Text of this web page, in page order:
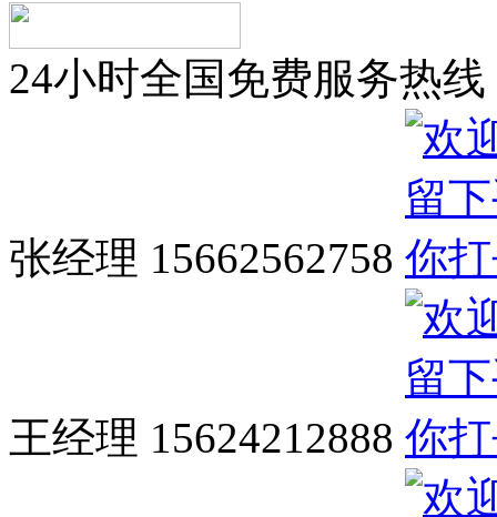
24小时全国免费服务热线
张经理 15662562758
王经理 15624212888